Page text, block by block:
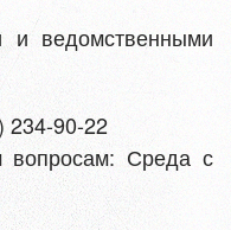
и ведомственными
234-90-22
Среда с